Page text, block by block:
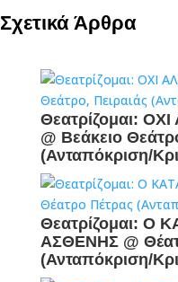
Σχετικά Άρθρα
Θεατρίζομαι:
@ Βεάκειο
(Ανταπόκριση/
Θεατρίζομαι: Ο
ΑΣΘΕΝΗΣ @
(Ανταπόκριση/